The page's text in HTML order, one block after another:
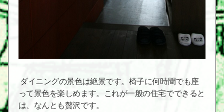
ダイニングの景色は絶景です。椅子に何時間でも座
って景色を楽しめます。これが一般の住宅でできると
は、なんとも贅沢です。